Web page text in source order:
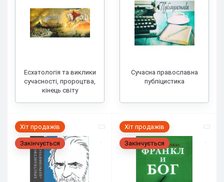
Есхатологія та виклики
сучасності, пророцтва,
кінець світу
Сучасна православна
публіцистика
Хіт продажів
Закінчується
Хіт продажів
Закінчується